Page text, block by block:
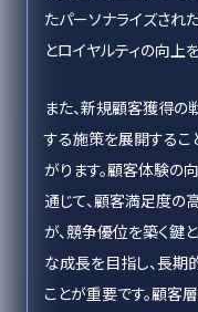
たパーソナライズされ
とロイヤルティの向上
また、新規顧客獲得
する施策を展開するこ
がります。顧客体験の
通じて、顧客満足度の
が、競争優位を築く鍵
な成長を目指し、長
ことが重要です。顧客